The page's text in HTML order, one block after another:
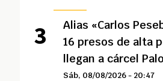
Alias «Carlos
16 presos de alta
llegan a
Sáb, 08/08/2026 - 20:47